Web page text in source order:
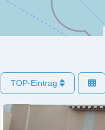
TOP-Eintrag